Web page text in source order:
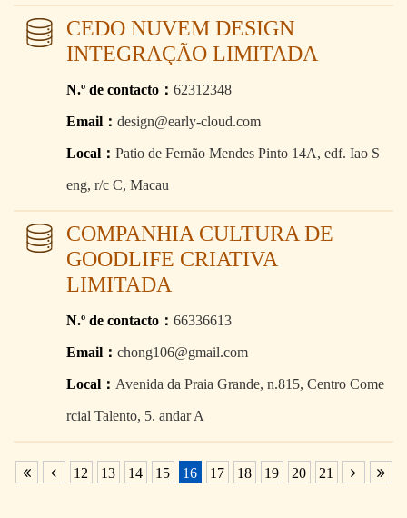
CEDO NUVEM DESIGN
INTEGRAÇÃO LIMITADA
N.º de contacto： 62312348
Email： design@early-cloud.com
Local： Patio de Fernão Mendes Pinto 14A, edf. Iao S
eng, r/c C, Macau
COMPANHIA CULTURA DE
GOODLIFE CRIATIVA
LIMITADA
N.º de contacto： 66336613
Email： chong106@gmail.com
Local： Avenida da Praia Grande, n.815, Centro Come
rcial Talento, 5. andar A
12 13 14 15 16 17 18 19 20 21